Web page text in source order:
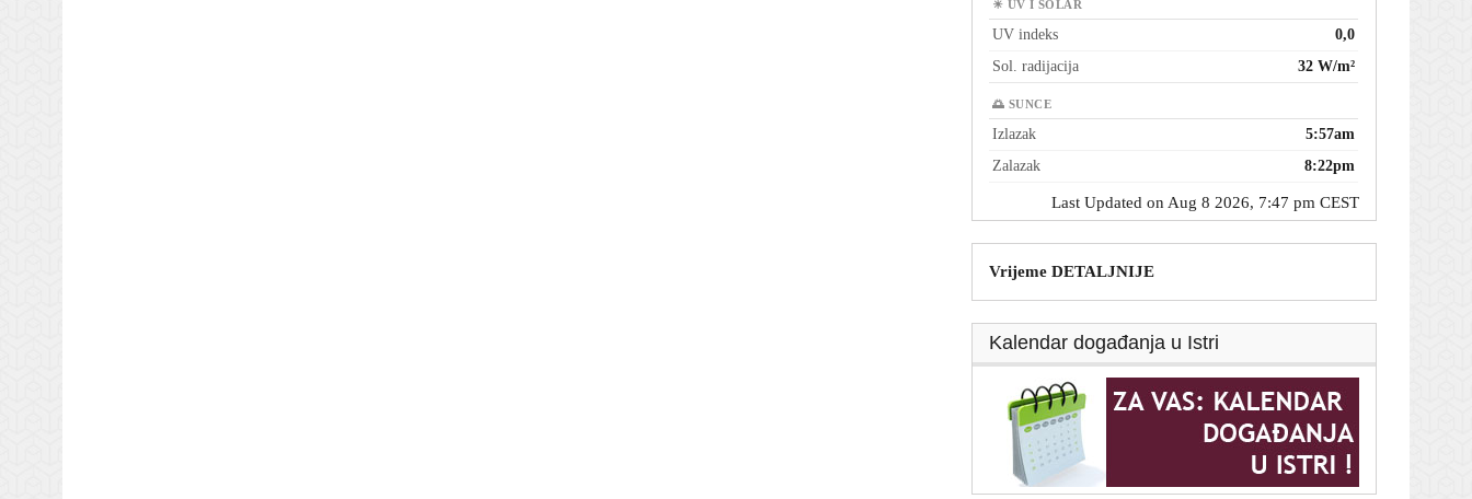
☀ UV I SOLAR
UV indeks
0,0
Sol. radijacija
32 W/m²
🌅 SUNCE
Izlazak
5:57am
Zalazak
8:22pm
Last Updated on Aug 8 2026, 7:47 pm CEST
Vrijeme DETALJNIJE
Kalendar događanja u Istri